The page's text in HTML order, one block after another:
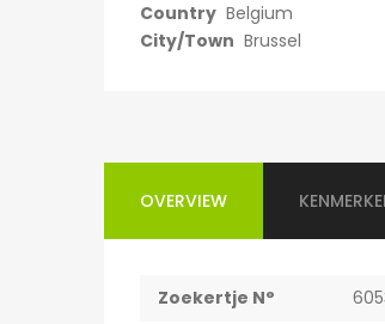
Country Belgium
City/Town Brussel
OVERVIEW
Zoekertje N°